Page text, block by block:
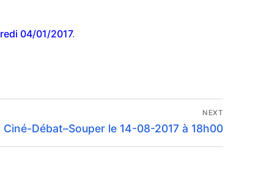
04/01/2017.
NEXT
Next
Ciné-Débat–Souper le 14-08-2017 à 18h00